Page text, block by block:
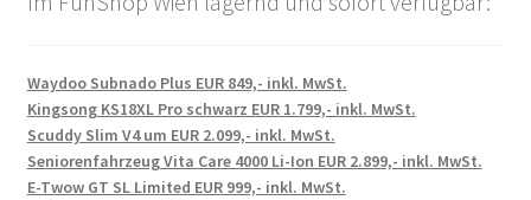
Waydoo Subnado Plus EUR 849,- inkl. MwSt.
Kingsong KS18XL Pro schwarz EUR 1.799,- inkl. MwSt.
Scuddy Slim V4 um EUR 2.099,- inkl. MwSt.
Seniorenfahrzeug Vita Care 4000 Li-Ion EUR 2.899,- inkl. MwSt.
E-Twow GT SL Limited EUR 999,- inkl. MwSt.